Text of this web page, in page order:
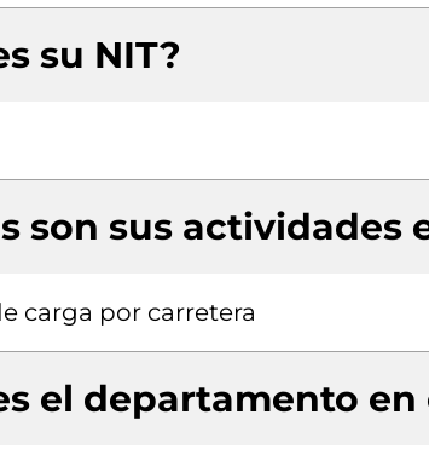
su NIT?
son sus actividades
carga por carretera
el departamento